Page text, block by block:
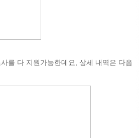
를 다 지원가능한데요, 상세 내역은 다음